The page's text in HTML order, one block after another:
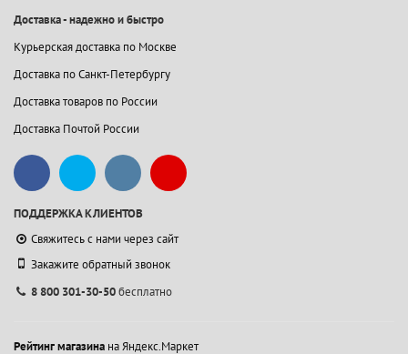
Доставка - надежно и быстро
Курьерская доставка по Москве
Доставка по Санкт-Петербургу
Доставка товаров по России
Доставка Почтой России
ПОДДЕРЖКА КЛИЕНТОВ
Свяжитесь с нами через сайт
Закажите обратный звонок
8 800 301-30-50бесплатно
Рейтинг магазина на Яндекс.Маркет